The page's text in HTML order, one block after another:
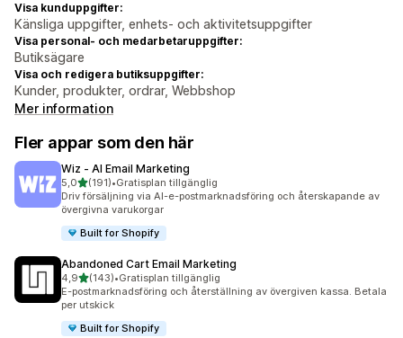
Visa kunduppgifter:
Känsliga uppgifter, enhets- och aktivitetsuppgifter
Visa personal- och medarbetaruppgifter:
Butiksägare
Visa och redigera butiksuppgifter:
Kunder, produkter, ordrar, Webbshop
Mer information
Fler appar som den här
Wiz ‑ AI Email Marketing
5,0av 5 stjärnor
(191)
191 recensioner totalt
•Gratisplan tillgänglig
Driv försäljning via AI-e-postmarknadsföring och återskapande av
övergivna varukorgar
Built for Shopify
Abandoned Cart Email Marketing
4,9av 5 stjärnor
(143)
143 recensioner totalt
•Gratisplan tillgänglig
E-postmarknadsföring och återställning av övergiven kassa. Betala
per utskick
Built for Shopify